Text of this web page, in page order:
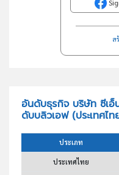
ส
อันดับธุรกิจ บริษัท ซีเอ็
ดับบลิวเอฟ (ประเทศไ
ประเภท
ประเทศไทย